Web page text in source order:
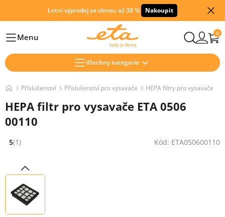
Letní výprodej se slevou až 38 % Nakoupit
HlavníMenu 0
Všechny kategorie
Příslušenství Příslušenství pro vysavače HEPA filtry pro vysavače
HEPA filtr pro vysavače ETA 0506
00110
Hodnocení: 5 z 5 (1 recenzí)
5(1) Kód: ETA050600110